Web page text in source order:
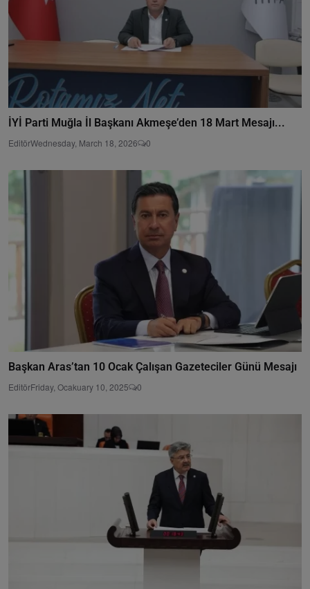
İYİ Parti Muğla İl Başkanı Akmeşe’den 18 Mart Mesajı...
EditörWednesday, March 18, 2026 0
Başkan Aras’tan 10 Ocak Çalışan Gazeteciler Günü Mesajı
EditörFriday, Ocakuary 10, 2025 0